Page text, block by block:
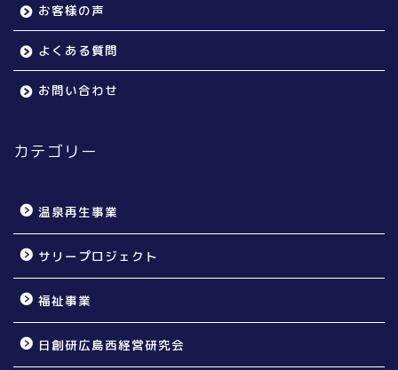
お客様の声
よくある質問
お問い合わせ
カテゴリー
温泉再生事業
サリープロジェクト
福祉事業
日創研広島西経営研究会